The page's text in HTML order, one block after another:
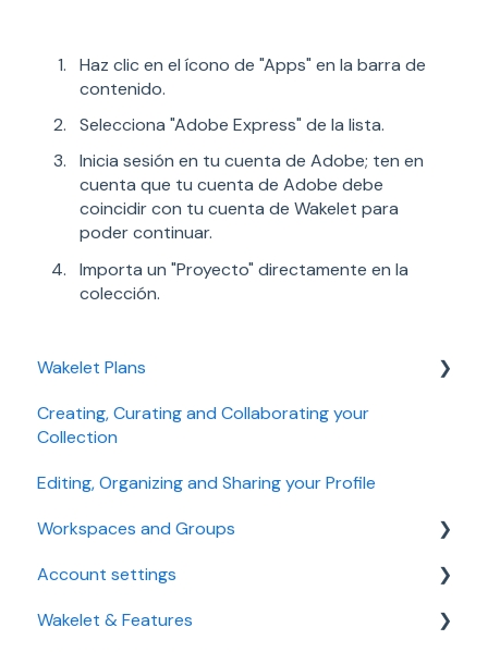
Haz clic en el ícono de "Apps" en la barra de
contenido.
Selecciona "Adobe Express" de la lista.
Inicia sesión en tu cuenta de Adobe; ten en
cuenta que tu cuenta de Adobe debe
coincidir con tu cuenta de Wakelet para
poder continuar.
Importa un "Proyecto" directamente en la
colección.
Wakelet Plans
Individual plans
Creating, Curating and Collaborating your
Collection
Editing, Organizing and Sharing your Profile
Workspaces and Groups
Managing a Workspace
Troubleshooting
Account settings
Accessibility settings
Wakelet & Features